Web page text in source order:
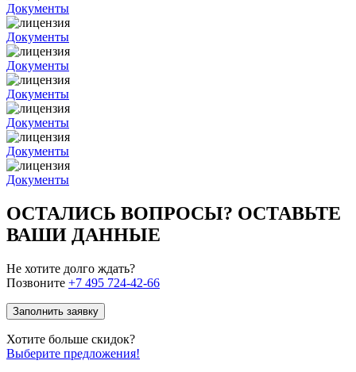
Документы
Документы
Документы
Документы
Документы
Документы
Документы
ОСТАЛИСЬ ВОПРОСЫ? ОСТАВЬТЕ
ВАШИ ДАННЫЕ
Не хотите долго ждать?
Позвоните +7 495 724-42-66
Заполнить заявку
Хотите больше скидок?
Выберите предложения!